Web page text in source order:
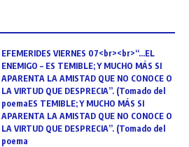
EFEMERIDES VIERNES 07<br><br>“…EL
ENEMIGO – ES TEMIBLE; Y MUCHO MÁS SI
APARENTA LA AMISTAD QUE NO CONOCE O
LA VIRTUD QUE DESPRECIA”. (Tomado del
poemaES TEMIBLE; Y MUCHO MÁS SI
APARENTA LA AMISTAD QUE NO CONOCE O
LA VIRTUD QUE DESPRECIA”. (Tomado del
poema